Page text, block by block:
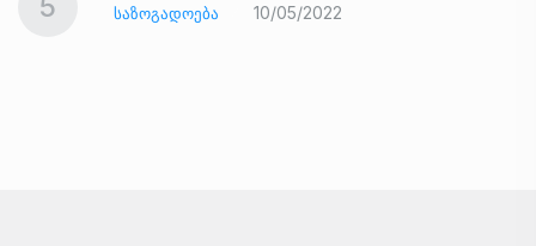
ᲡᲐᲖᲝᲒᲐᲓᲝᲔᲑᲐ
10/05/2022